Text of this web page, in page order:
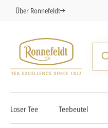
Über Ronnefeldt
Loser Tee Teebeutel